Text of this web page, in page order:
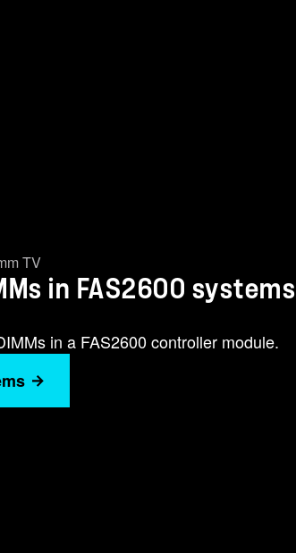
TV
in FAS2600 systems
in a FAS2600 controller module.